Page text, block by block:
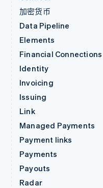
加密货币
Data Pipeline
Elements
Financial Connections
Identity
Invoicing
Issuing
Link
Managed Payments
Payment links
Payments
Payouts
Radar